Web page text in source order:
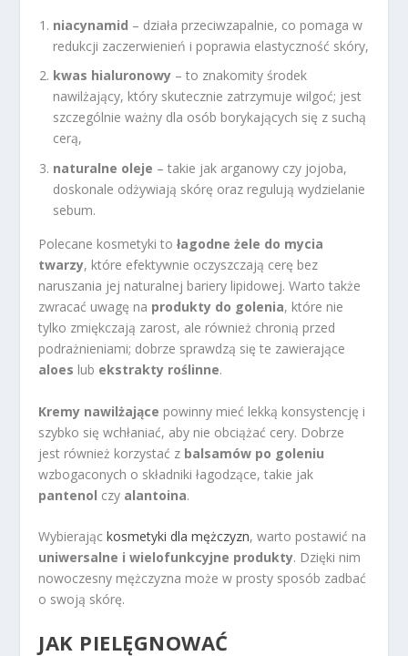
niacynamid – działa przeciwzapalnie, co pomaga w
redukcji zaczerwienień i poprawia elastyczność skóry,
kwas hialuronowy – to znakomity środek
nawilżający, który skutecznie zatrzymuje wilgoć; jest
szczególnie ważny dla osób borykających się z suchą
cerą,
naturalne oleje – takie jak arganowy czy jojoba,
doskonale odżywiają skórę oraz regulują wydzielanie
sebum.
Polecane kosmetyki tołagodne żele do mycia
twarzy, które efektywnie oczyszczają cerę bez
naruszania jej naturalnej bariery lipidowej. Warto także
zwracać uwagę na produkty do golenia, które nie
tylko zmiękczają zarost, ale również chronią przed
podrażnieniami; dobrze sprawdzą się te zawierające
aloes lub ekstrakty roślinne.
Kremy nawilżające powinny mieć lekką konsystencję i
szybko się wchłaniać, aby nie obciążać cery. Dobrze
jest również korzystać z balsamów po goleniu
wzbogaconych o składniki łagodzące, takie jak
pantenol czy alantoina.
Wybierająckosmetyki dla mężczyzn, warto postawić na
uniwersalne i wielofunkcyjne produkty. Dzięki nim
nowoczesny mężczyzna może w prosty sposób zadbać
o swoją skórę.
JAK PIELĘGNOWAĆ